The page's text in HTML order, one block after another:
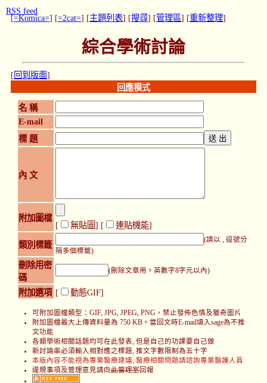
[=Komica=] [=2cat=] [主題列表] [搜尋] [管理區] [重新整理]
綜合學術討論
[ 回到版面]
回應模式
名 稱
E-mail
標 題
內 文
附加圖檔
[ 無貼圖] [ 連貼機能]
類別標籤
(請以 , 逗號分
隔多個標籤)
刪除用密
碼
(刪除文章用。英數字8字元以內)
附加選項 [ 動態GIF]
可附加圖檔類型：GIF, JPG, JPEG, PNG，禁止發佈色情及獵奇圖片
附加圖檔最大上傳資料量為 750 KB。當回文時E-mail填入sage為不推
文功能
各類學術相關話題均可在此發表, 但是自己的功課要自己做
新討論串必須輸入相對應之標題, 推文字數限制為五十字
本版內容不能視為專業醫療建議, 醫療相關問題請諮詢專業醫護人員
違規事項及管理意見請向此管理室 回報
RSS feed